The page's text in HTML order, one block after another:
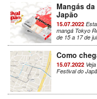
Mangás
Japão
15.07.2022
mangá Tokyo
de 15 a 17 de
Como
15.07.2022
Festival do